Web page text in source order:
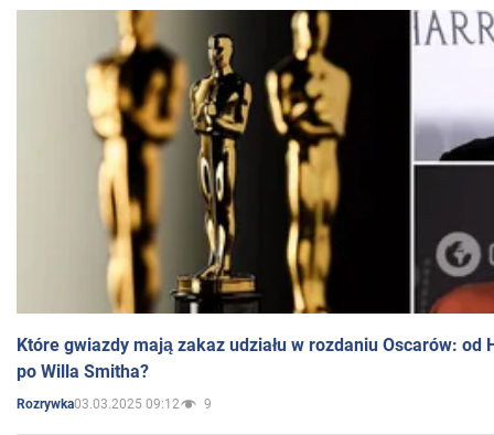
Które gwiazdy mają zakaz udziału w rozdaniu Oscarów: od
po Willa Smitha?
Rozrywka03.03.2025 09:12 9